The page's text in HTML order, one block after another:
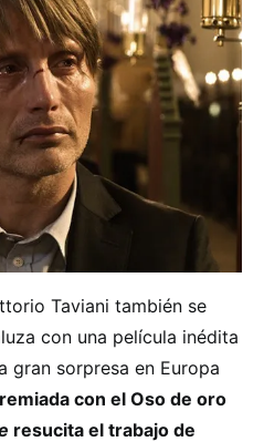
Taviani también se
con una película inédita
gran sorpresa en Europa
con el Oso de oro
resucita el trabajo de